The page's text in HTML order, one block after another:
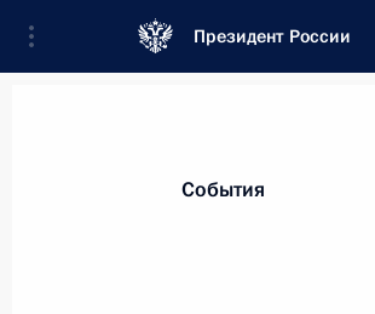
Президент России
События